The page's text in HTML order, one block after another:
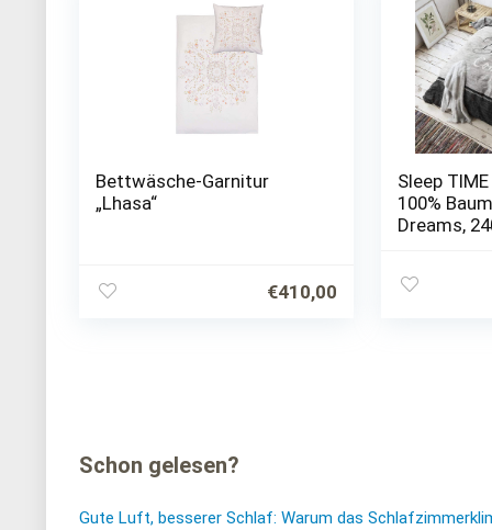
Bettwäsche-Garnitur
„Lhasa“
€410,00
Sleep
100%
Dreams,
70cm
Schon gelesen?
Gute Luft, besserer Schlaf: Warum das